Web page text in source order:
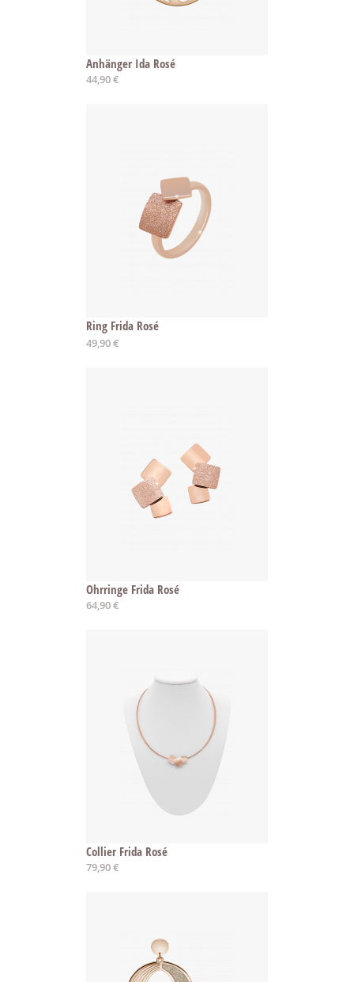
Anhänger Ida Rosé
44,90 €
Ring Frida Rosé
Ab
49,90 €
Ohrringe Frida Rosé
64,90 €
Collier Frida Rosé
79,90 €